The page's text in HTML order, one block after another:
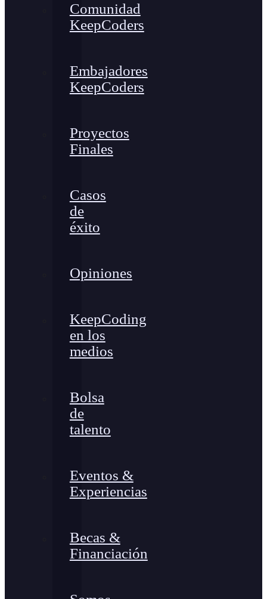
Comunidad
KeepCoders
Embajadores
KeepCoders
Proyectos
Finales
Casos
de
éxito
Opiniones
KeepCoding
en los
medios
Bolsa
de
talento
Eventos &
Experiencias
Becas &
Financiación